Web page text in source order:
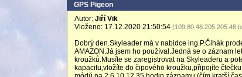
GPS Pigeon
Autor: Jiří Vik
Vloženo: 17.12.2020 21:50:54 (109.80.48.205
Dobrý den.Skyleader má v nabidce ing.P.Čihák
AMAZON.Já jsem ho používal.Jedná se o záznam
kroužků.Musíte se zaregistrovat na Skyleaderu a
kapacitu,vložíte do čipového kroužku,připojíte